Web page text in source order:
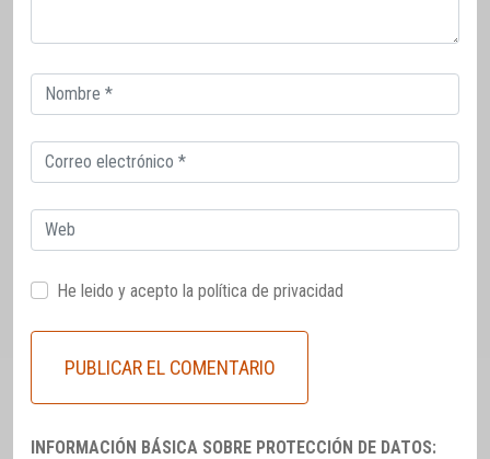
Correo
electrónico
Correo
electrónico
Web
He leido y acepto la política de privacidad
INFORMACIÓN BÁSICA SOBRE PROTECCIÓN DE DATOS: